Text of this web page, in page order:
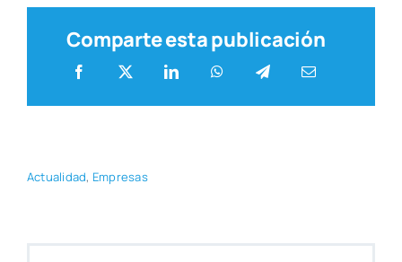
Comparte esta publicación
Actua­li­dad, Empre­sas